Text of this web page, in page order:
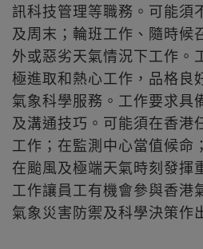
訊科技管理等職務。可能須
及周末；輪班工作、隨時候
外或惡劣天氣情況下工作。
極進取和熱心工作，品格良
氣象科學服務。工作要求具
及溝通技巧。可能須在香港
工作；在監測中心當值候命
在颱風及極端天氣時刻發揮
工作讓員工有機會參與香港
氣象災害防禦及科學決策作